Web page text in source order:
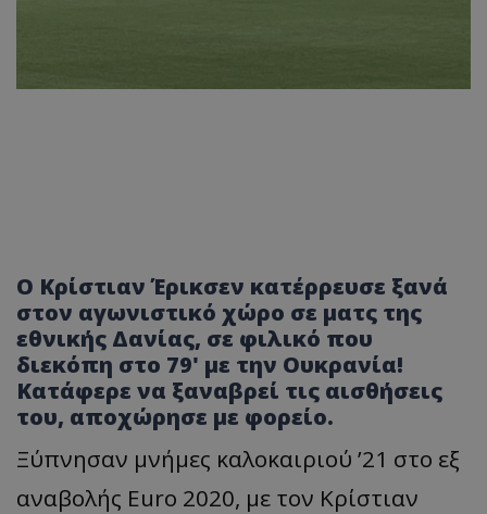
Ο Κρίστιαν Έρικσεν κατέρρευσε ξανά
στον αγωνιστικό χώρο σε ματς της
εθνικής Δανίας, σε φιλικό που
διεκόπη στο 79' με την Ουκρανία!
Κατάφερε να ξαναβρεί τις αισθήσεις
του, αποχώρησε με φορείο.
Ξύπνησαν μνήμες καλοκαιριού ’21 στο εξ
αναβολής Euro 2020, με τον Κρίστιαν